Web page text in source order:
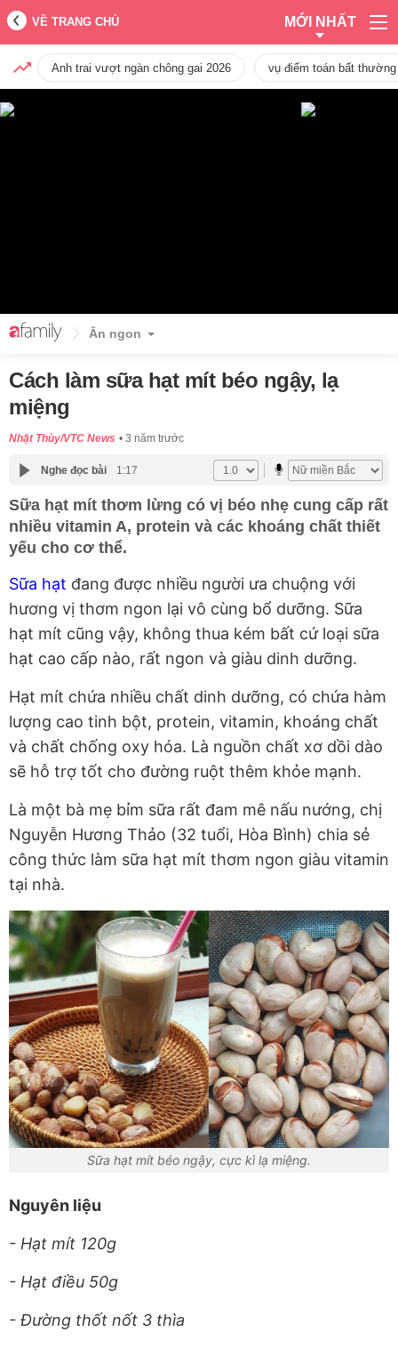
VỀ TRANG CHỦ MỚI NHẤT
Anh trai vượt ngàn chông gai 2026 vụ điểm toán bất
Ăn ngon
Cách làm sữa hạt mít béo ngậy, lạ
miệng
Nhật Thùy/VTC News 3 năm trước
Nghe đọc bài 1:17
Sữa hạt mít thơm lừng có vị béo nhẹ cung cấp rất
nhiều vitamin A, protein và các khoáng chất thiết
yếu cho cơ thể.
Sữa hạt đang được nhiều người ưa chuộng với
hương vị thơm ngon lại vô cùng bổ dưỡng. Sữa
hạt mít cũng vậy, không thua kém bất cứ loại sữa
hạt cao cấp nào, rất ngon và giàu dinh dưỡng.
Hạt mít chứa nhiều chất dinh dưỡng, có chứa hàm
lượng cao tinh bột, protein, vitamin, khoáng chất
và chất chống oxy hóa. Là nguồn chất xơ dồi dào
sẽ hỗ trợ tốt cho đường ruột thêm khỏe mạnh.
Là một bà mẹ bỉm sữa rất đam mê nấu nướng, chị
Nguyễn Hương Thảo (32 tuổi, Hòa Bình) chia sẻ
công thức làm sữa hạt mít thơm ngon giàu vitamin
tại nhà.
Sữa hạt mít béo ngậy, cực kì lạ miệng.
Nguyên liệu
- Hạt mít 120g
- Hạt điều 50g
- Đường thốt nốt 3 thìa